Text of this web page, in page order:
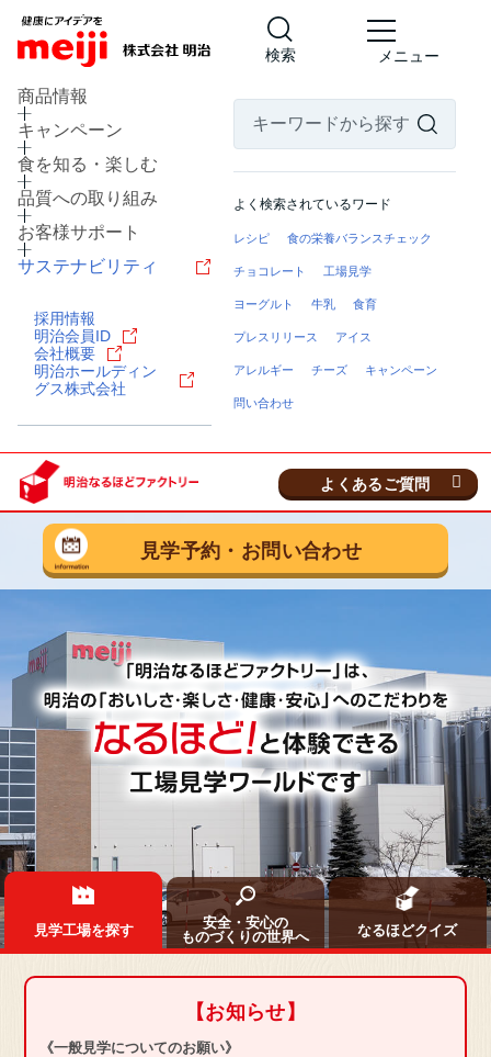
検索 メニュー
商品情報
キャンペーン
食を知る・楽しむ
品質への取り組み
お客様サポート
サステナビリティ
採用情報
明治会員ID
会社概要
明治ホールディン
グス株式会社
よく検索されているワード
レシピ 食の栄養バランスチェック
チョコレート 工場見学
ヨーグルト 牛乳 食育
プレスリリース アイス
アレルギー チーズ キャンペーン
問い合わせ
見学予約 ・ お問い合わせ
よくあるご質問
見学予約・お問い合わせ
明治なるほどファクトリー
守谷
見学予約・お問い合わせ
埼玉県 坂戸市
お菓子の工場
明治なるほどファクトリー
坂戸
見学予約・お問い合わせ
静岡県 藤枝市
お菓子の工場
見学工場を探す
安全・安心の
ものづくりの世界へ
なるほどクイズ
【お知らせ】
《一般見学についてのお願い》